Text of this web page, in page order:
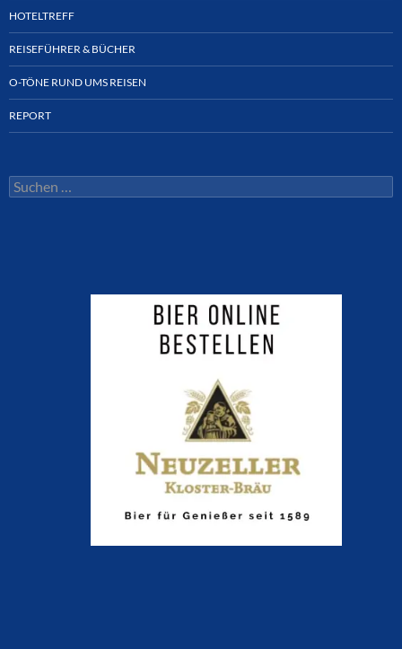
HOTELTREFF
REISEFÜHRER & BÜCHER
O-TÖNE RUND UMS REISEN
REPORT
Suchen
nach: